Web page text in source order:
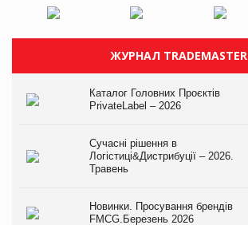
ЖУРНАЛ TRADEMASTER
Каталог Головних Проєктів
PrivateLabel – 2026
Сучасні рішення в
Логістиці&Дистрибуції – 2026.
Травень
Новинки. Просування брендів
FMCG.Березень 2026